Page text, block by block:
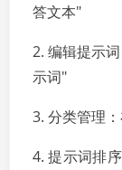
答文本"
2. 编辑提示
示词"
3. 分类管理
4. 提示词排